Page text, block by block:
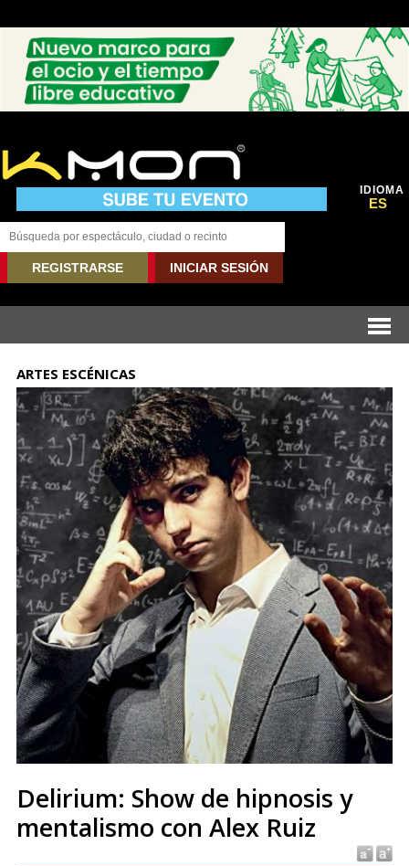
IDIOMA
ES
REGISTRARSE INICIAR SESIÓN
ARTES ESCÉNICAS
Delirium: Show de hipnosis y
mentalismo con Alex Ruiz